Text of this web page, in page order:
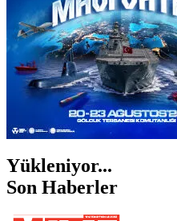
Yükleniyor...
Son Haberler